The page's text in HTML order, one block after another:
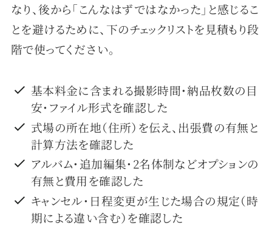
なり、後から「こんなはずではなかった」と感じるこ
とを避けるために、下のチェックリストを見積もり段
階で使ってください。
基本料金に含まれる撮影時間・納品枚数の目
安・ファイル形式を確認した
式場の所在地（住所）を伝え、出張費の有無と
計算方法を確認した
アルバム・追加編集・2名体制などオプションの
有無と費用を確認した
キャンセル・日程変更が生じた場合の規定（時
期による違い含む）を確認した